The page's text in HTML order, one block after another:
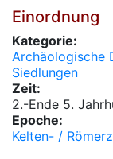
Einordnung
Kategorie:
Archäologische
Siedlungen
Zeit:
2.-Ende 5.
Epoche:
Kelten- /